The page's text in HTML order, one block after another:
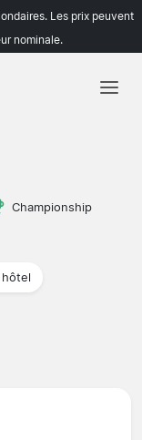
Les prix peuvent
nominale.
Championship